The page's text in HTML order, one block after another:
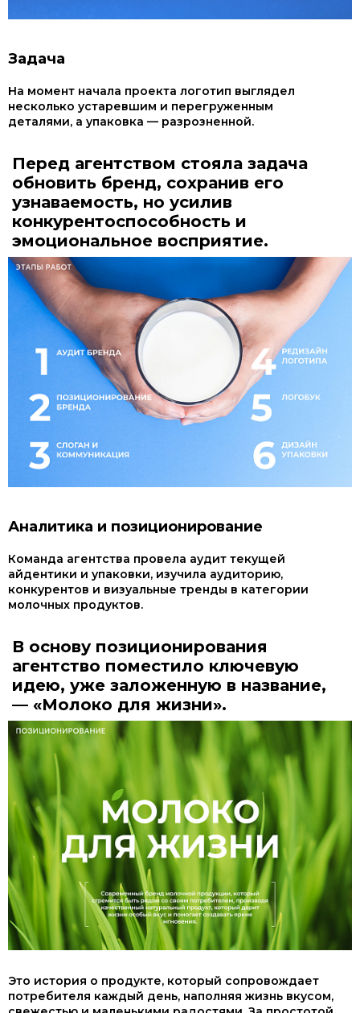
Задача
На момент начала проекта логотип выглядел
несколько устаревшим и перегруженным
деталями, а упаковка — разрозненной.
Перед агентством стояла задача
обновить бренд, сохранив его
узнаваемость, но усилив
конкурентоспособность и
эмоциональное восприятие.
Аналитика и позиционирование
Команда агентства провела аудит текущей
айдентики и упаковки, изучила аудиторию,
конкурентов и визуальные тренды в категории
молочных продуктов.
В основу позиционирования
агентство поместило ключевую
идею, уже заложенную в название,
— «Молоко для жизни».
Это история о продукте, который сопровождает
потребителя каждый день, наполняя жизнь вкусом,